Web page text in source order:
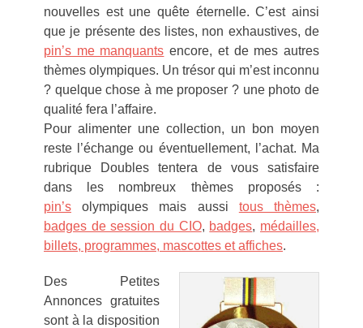
nouvelles est une quête éternelle. C’est ainsi
que je présente des listes, non exhaustives, de
pin’s me manquants encore, et de mes autres
thèmes olympiques. Un trésor qui m’est inconnu
? quelque chose à me proposer ? une photo de
qualité fera l’affaire.
Pour alimenter une collection, un bon moyen
reste l’échange ou éventuellement, l’achat. Ma
rubrique Doubles tentera de vous satisfaire
dans les nombreux thèmes proposés :
pin’s olympiques mais aussi tous thèmes,
badges de session du CIO, badges, médailles,
billets, programmes, mascottes et affiches.
Des Petites
Annonces gratuites
sont à la disposition